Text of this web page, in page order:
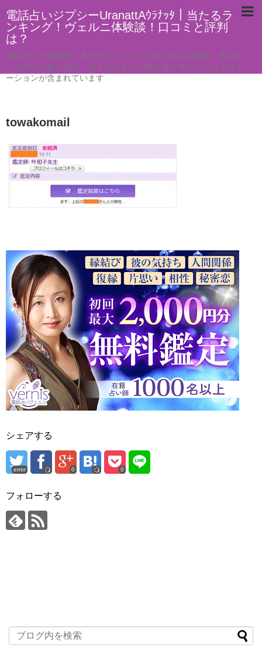
電話占いジプシーUranattAｳﾗﾅｯﾀ｜当たるラ
ンキング！ヴェルニ体験談！口コミと評判
は？
電話占いの体験談。本当のところは？人生の悩みを解決。電話占
い以外の占術も紹介。良く当たる占い師は誰？本サイトはプロモ
ーションが含まれています
towakomail
シェアする
error 0 0
フォローする